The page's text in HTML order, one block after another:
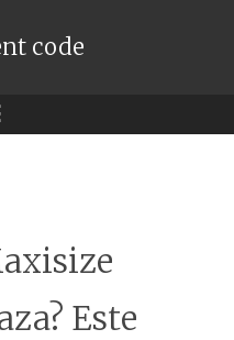
code
Este